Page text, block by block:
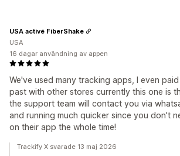
We've used many tracking apps, I even
past with other stores currently this one is
the support team will contact you via
and running much quicker since you don't
on their app the whole time!
USA activé FiberShake
USA
16 dagar användning av appen
Trackify X svarade 13 maj 2026